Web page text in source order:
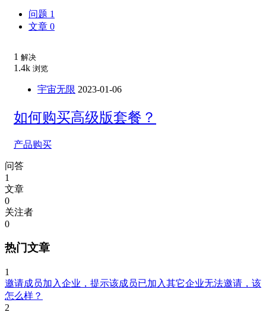
问题 1
文章 0
1 解决
1.4k 浏览
宇宙无限 2023-01-06
如何购买高级版套餐？
产品购买
问答
1
文章
0
关注者
0
热门文章
1
邀请成员加入企业，提示该成员已加入其它企业无法邀请，该
怎么样？
2